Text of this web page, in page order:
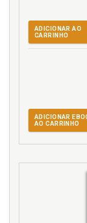
Taxas de
Valor.
Valor.
p. 53
ADICIONAR AO
CARRINHO
ADICIONAR
AO CARRINHO